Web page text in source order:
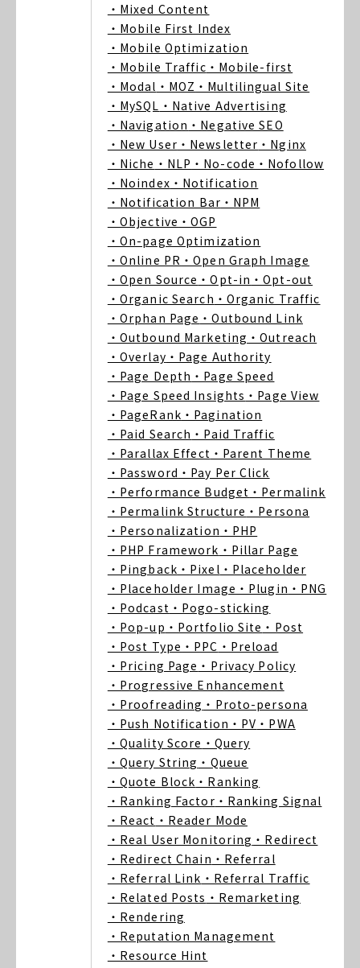
・Mixed Content
・Mobile First Index
・Mobile Optimization
・Mobile Traffic ・Mobile-first
・Modal ・MOZ ・Multilingual Site
・MySQL ・Native Advertising
・Navigation ・Negative SEO
・New User ・Newsletter ・Nginx
・Niche ・NLP ・No-code ・Nofollow
・Noindex ・Notification
・Notification Bar ・NPM
・Objective ・OGP
・On-page Optimization
・Online PR ・Open Graph Image
・Open Source ・Opt-in ・Opt-out
・Organic Search ・Organic Traffic
・Orphan Page ・Outbound Link
・Outbound Marketing ・Outreach
・Overlay ・Page Authority
・Page Depth ・Page Speed
・Page Speed Insights ・Page View
・PageRank ・Pagination
・Paid Search ・Paid Traffic
・Parallax Effect ・Parent Theme
・Password ・Pay Per Click
・Performance Budget ・Permalink
・Permalink Structure ・Persona
・Personalization ・PHP
・PHP Framework ・Pillar Page
・Pingback ・Pixel ・Placeholder
・Placeholder Image ・Plugin ・PNG
・Podcast ・Pogo-sticking
・Pop-up ・Portfolio Site ・Post
・Post Type ・PPC ・Preload
・Pricing Page ・Privacy Policy
・Progressive Enhancement
・Proofreading ・Proto-persona
・Push Notification ・PV ・PWA
・Quality Score ・Query
・Query String ・Queue
・Quote Block ・Ranking
・Ranking Factor ・Ranking Signal
・React ・Reader Mode
・Real User Monitoring ・Redirect
・Redirect Chain ・Referral
・Referral Link ・Referral Traffic
・Related Posts ・Remarketing
・Rendering
・Reputation Management
・Resource Hint